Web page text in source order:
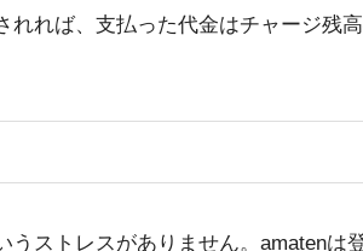
れば、支払った代金はチャージ残
ストレスがありません。amatenは